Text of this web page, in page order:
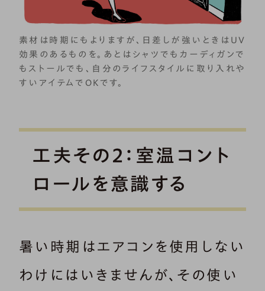
素材は時期にもよりますが、日差しが強いときはUV
効果のあるものを。あとはシャツでもカーディガンで
もストールでも、自分のライフスタイルに取り入れや
すいアイテムでOKです。
工夫その2：室温コント
ロールを意識する
暑い時期はエアコンを使用しない
わけにはいきませんが、その使い